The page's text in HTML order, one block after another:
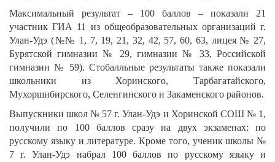
Максимальный результат – 100 баллов – показали 21
участник ГИА 11 из общеобразовательных организаций г.
Улан-Удэ (№№ 1, 7, 19, 21, 32, 42, 57, 60, 63, лицея № 27,
Бурятской гимназии № 29, гимназии № 33, Российской
гимназии № 59). Стобалльные результаты также показали
школьники из Хоринского, Тарбагатайского,
Мухоршибирского, Селенгинского и Закаменского районов.
Выпускники школ № 57 г. Улан-Удэ и Хоринской СОШ № 1,
получили по 100 баллов сразу на двух экзаменах: по
русскому языку и литературе. Кроме того, ученик школы №
7 г. Улан-Удэ набрал 100 баллов по русскому языку и